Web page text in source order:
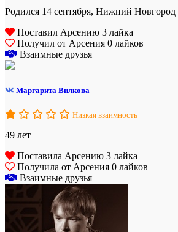
Родился 14 сентября, Нижний Новгород
Поставил Арсению 3 лайка
Получил от Арсения 0 лайков
Взаимные друзья
Маргарита Вилкова
Низкая взаимность
49 лет
Поставила Арсению 3 лайка
Получила от Арсения 0 лайков
Взаимные друзья